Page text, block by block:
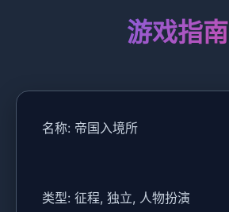
游戏指南
名称: 帝国入境所
类型: 征程, 独立, 人物扮演